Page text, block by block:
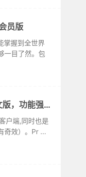
员版
掌握到全世界
一目了然。包
『Windows』Proxifier v3.42 中文版，功能强大的代理工具
户端,同时也是
奇效）。Pr ...